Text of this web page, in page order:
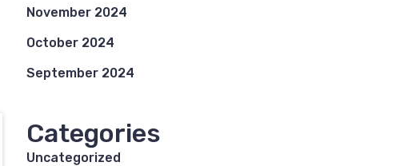
November 2024
October 2024
September 2024
Categories
Uncategorized